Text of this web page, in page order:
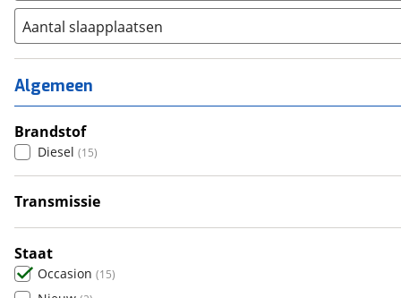
Aantal slaapplaatsen
1 (0)
2 (5)
3 (2)
4 (4)
5 (0)
6+ (1)
Algemeen
Brandstof
Diesel (15)
Transmissie
Automatisch
Staat
Occasion (15)